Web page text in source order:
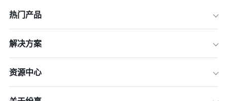
热门产品
解决方案
资源中心